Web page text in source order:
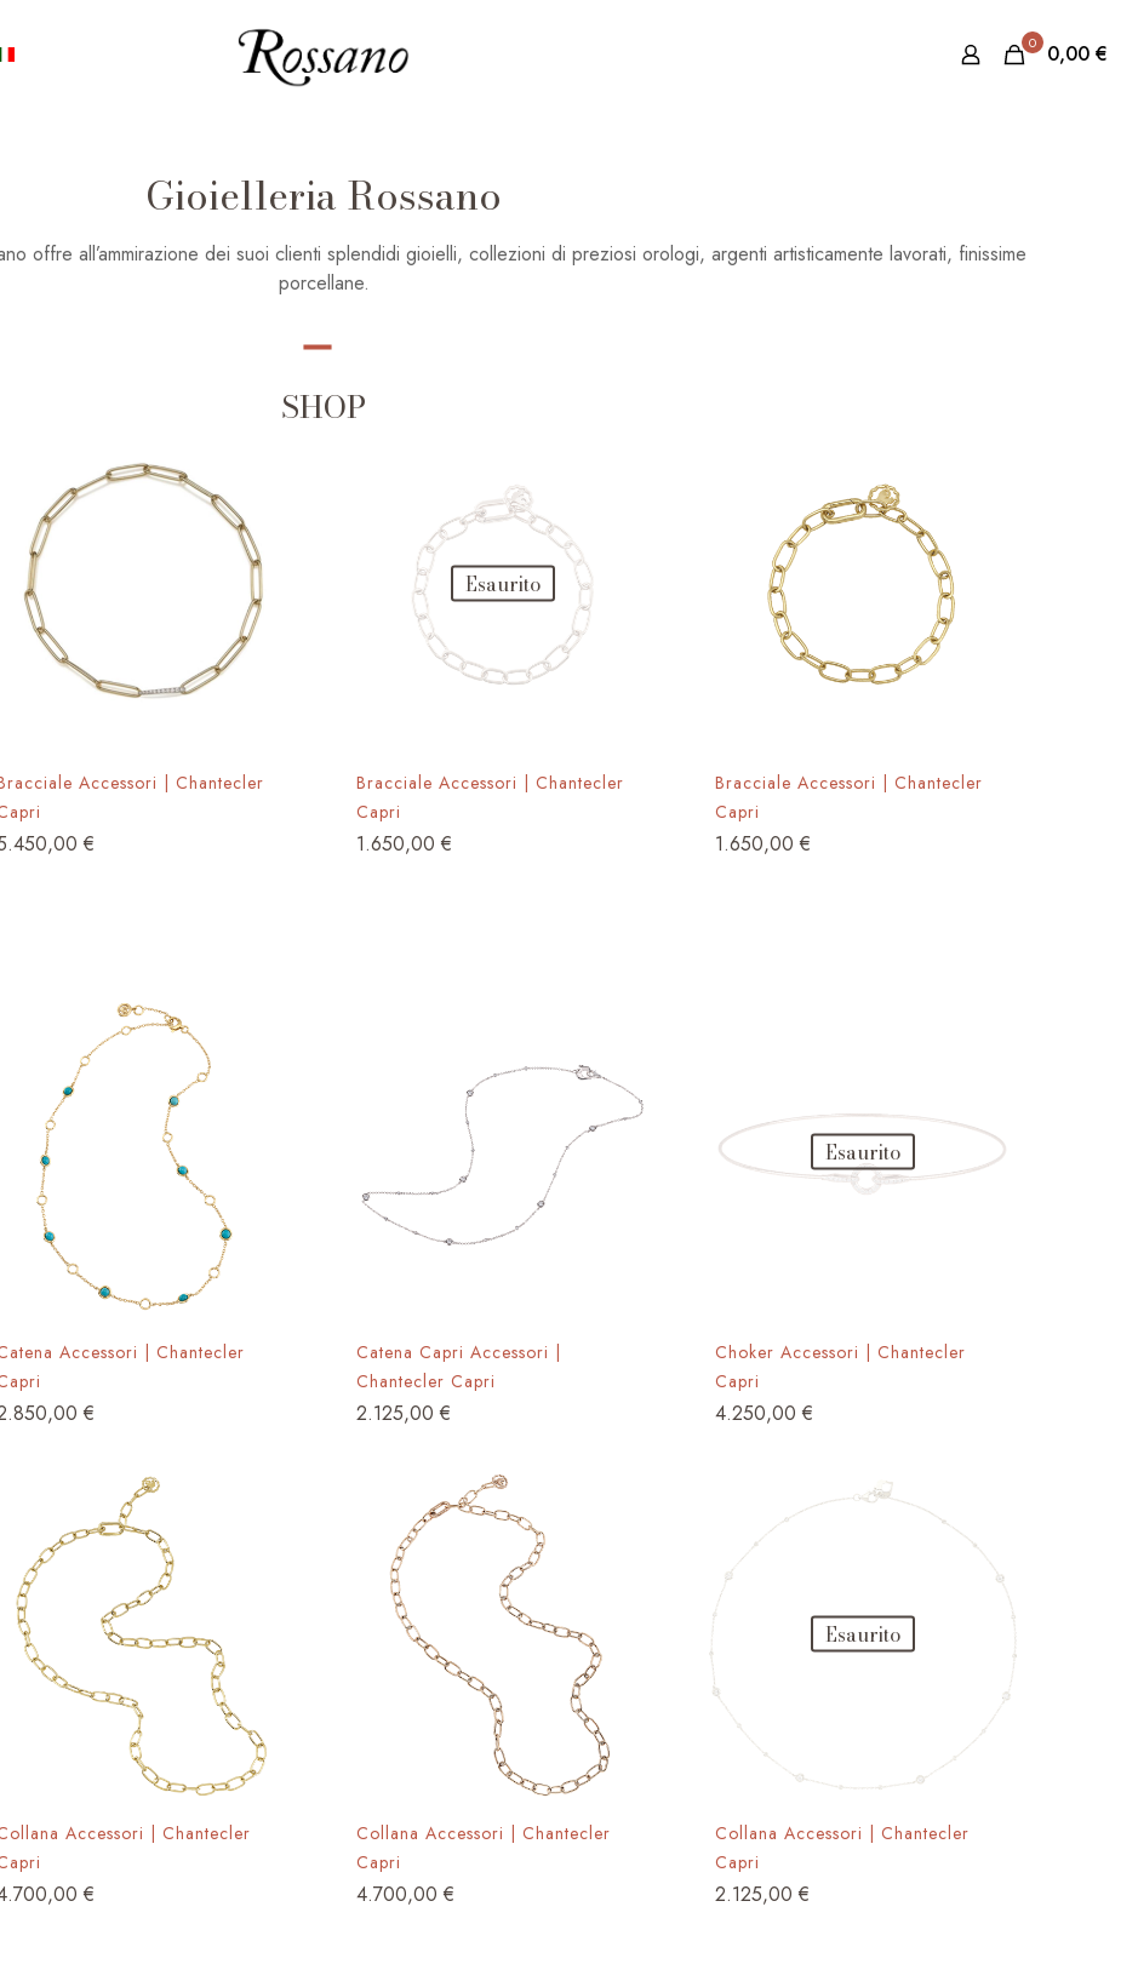
0 0,00 €
Gioielleria Rossano
offre all’ammirazione dei suoi clienti splendidi gioielli, collezioni di preziosi orologi, argenti artisticamente lavorati, finissime
porcellane.
SHOP
Accessori | Chantecler
€
Esaurito
Bracciale Accessori | Chantecler
Capri
1.650,00 €
Bracciale Accessori | Chantecler
Capri
1.650,00€
Accessori | Chantecler
€
Catena Capri Accessori |
Chantecler Capri
2.125,00 €
Esaurito
Choker Accessori | Chantecler
Capri
4.250,00€
Accessori | Chantecler
€
Collana Accessori | Chantecler
Capri
4.700,00 €
Esaurito
Collana Accessori | Chantecler
Capri
2.125,00€